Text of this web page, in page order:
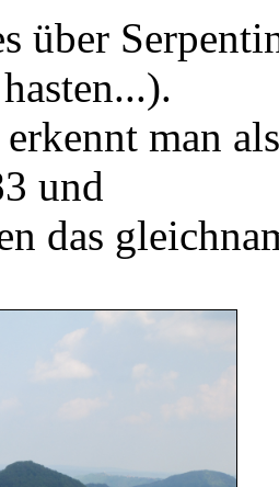
über
man
und
das